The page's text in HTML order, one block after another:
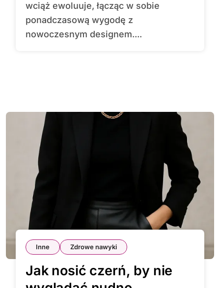
wciąż ewoluuje, łącząc w sobie
ponadczasową wygodę z
nowoczesnym designem....
Inne Zdrowe nawyki
Jak nosić czerń, by nie